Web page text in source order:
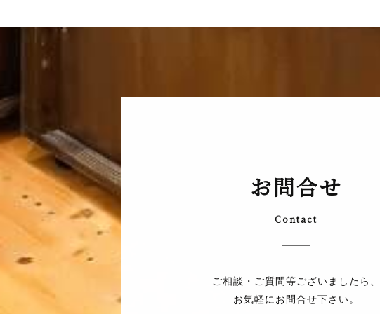
お問合せ
Contact
ご相談・ご質問等ございましたら、
お気軽にお問合せ下さい。